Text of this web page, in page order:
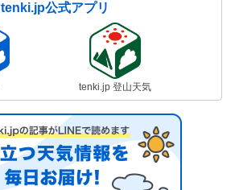
tenki.jp公式アプリ
tenki.jp 登山天気